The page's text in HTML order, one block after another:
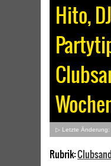
Hito,
▷ Letzte Änderung:
Rubrik: